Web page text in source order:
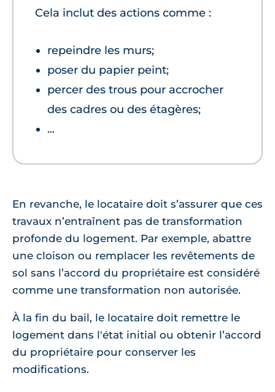
Cela inclut des actions comme :
repeindre les murs;
poser du papier peint;
percer des trous pour accrocher
des cadres ou des étagères;
...
En revanche, le locataire doit s’assurer que ces
travaux n’entraînent pas de transformation
profonde du logement. Par exemple, abattre
une cloison ou remplacer les revêtements de
sol sans l’accord du propriétaire est considéré
comme une transformation non autorisée.
À la fin du bail, le locataire doit remettre le
logement dans l'état initial ou obtenir l’accord
du propriétaire pour conserver les
modifications.